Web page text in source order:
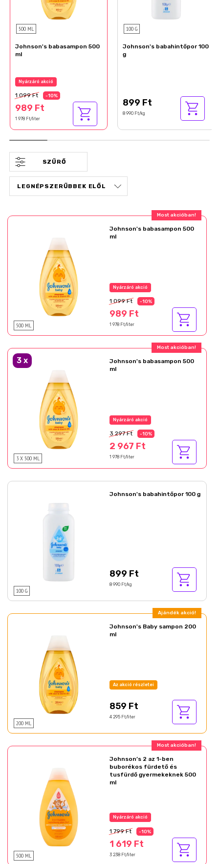
500 ML
Johnson's babasampon 500
ml
Nyárzáró akció
1 099 Ft -10%
989 Ft
1 978 Ft/liter
100 G
Johnson's babahintőpor 100
g
899 Ft
8 990 Ft/kg
SZŰRŐ
Most akcióban!
500 ML
Johnson's babasampon 500
ml
Nyárzáró akció
1 099 Ft -10%
989 Ft
1 978 Ft/liter
Most akcióban!
3 x
3 X 500 ML
Johnson's babasampon 500
ml
Nyárzáró akció
3 297 Ft -10%
2 967 Ft
1 978 Ft/liter
100 G
Johnson's babahintőpor 100 g
899 Ft
8 990 Ft/kg
Ajándék akció!
200 ML
Johnson's Baby sampon 200
ml
Az akció részletei
859 Ft
4 295 Ft/liter
Most akcióban!
500 ML
Johnson’s 2 az 1-ben
buborékos fürdető és
tusfürdő gyermekeknek 500
ml
Nyárzáró akció
1 799 Ft -10%
1 619 Ft
3 238 Ft/liter